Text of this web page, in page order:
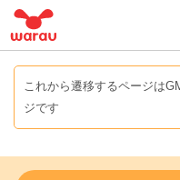
これから遷移するページは
ジです